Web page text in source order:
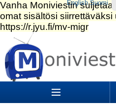
Siirry
sisältöön.
|
Siirry
navigointiin
Sections
English Suomi